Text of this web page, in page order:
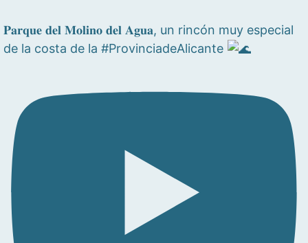
𝐏𝐚𝐫𝐪𝐮𝐞 𝐝𝐞𝐥 𝐌𝐨𝐥𝐢𝐧𝐨 𝐝𝐞𝐥 𝐀𝐠𝐮𝐚, un rincón muy especial
de la costa de la #ProvinciadeAlicante